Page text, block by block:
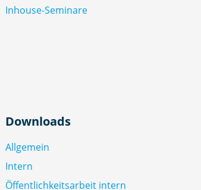
Inhouse-Seminare
Downloads
Allgemein
Intern
Öffentlichkeitsarbeit intern